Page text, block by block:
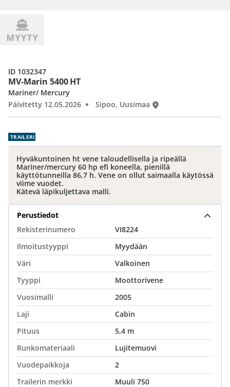
MV-Marin 5400 HT
Mariner/ Mercury
Päivitetty 12.05.2026
Sipoo, Uusimaa
ID 1032347
TRAILERI
Hyväkuntoinen ht vene taloudellisella ja ripeällä
Mariner/mercury 60 hp efi koneella, pienillä
käyttötunneilla 86,7 h. Vene on ollut saimaalla käytössä
viime vuodet.
Kätevä läpikuljettava malli.
Perustiedot
Rekisterinumero
VI8224
Ilmoitustyyppi
Myydään
Väri
Valkoinen
Tyyppi
Moottorivene
Vuosimalli
2005
Laji
Cabin
Pituus
5,4 m
Runkomateriaali
Lujitemuovi
Vuodepaikkoja
2
Trailerin merkki
Muuli 750